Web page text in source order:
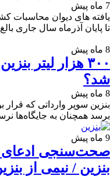
7 ماه پیش
یافته های دیوان محاسبات
تا پایان آذرماه سال جاری بالغ بر 1.8 میلیارد دلار بوده
8 ماه پیش
۳۰۰ هزار لیتر
شد؟
8 ماه پیش
بنزین سوپر وارداتی که قرار
برسد همچنان به
9 ماه پیش
بنزین / نیمی از